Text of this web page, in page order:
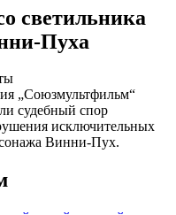
светильника
Пуха
„Союзмультфильм“
судебный спор
исключительных
Винни-Пух.